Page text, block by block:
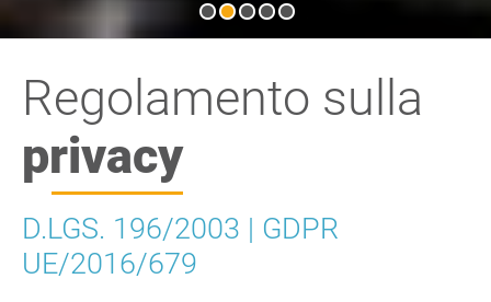
Regolamento sulla
privacy
D.LGS. 196/2003 | GDPR
UE/2016/679